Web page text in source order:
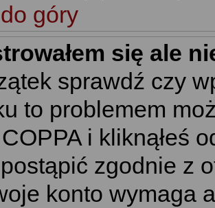
góry
się ale
sprawdź czy
to problemem
i kliknąłeś
zgodnie z
konto wymaga